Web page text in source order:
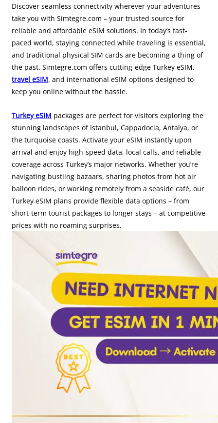
Discover seamless connectivity wherever your adventures
take you with Simtegre.com – your trusted source for
reliable and affordable eSIM solutions. In today’s fast-
paced world, staying connected while traveling is essential,
and traditional physical SIM cards are becoming a thing of
the past. Simtegre.com offers cutting-edge Turkey eSIM,
travel eSIM, and international eSIM options designed to
keep you online without the hassle.
Turkey eSIM packages are perfect for visitors exploring the
stunning landscapes of Istanbul, Cappadocia, Antalya, or
the turquoise coasts. Activate your eSIM instantly upon
arrival and enjoy high-speed data, local calls, and reliable
coverage across Turkey’s major networks. Whether you’re
navigating bustling bazaars, sharing photos from hot air
balloon rides, or working remotely from a seaside café, our
Turkey eSIM plans provide flexible data options – from
short-term tourist packages to longer stays – at competitive
prices with no roaming surprises.